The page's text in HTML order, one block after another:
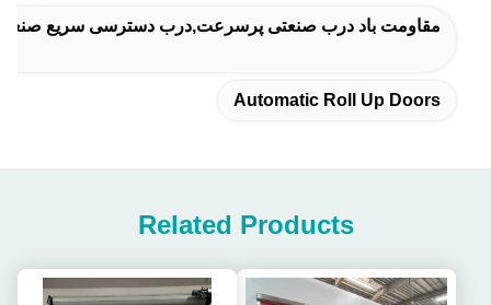
مقاومت باد درب صنعتی پرسرعت,درب دسترسی سریع صنعتی ۵۰/۶۰ هرتز,درب صنعتی سریع با منبع
Automatic Roll Up Doors
Related Products